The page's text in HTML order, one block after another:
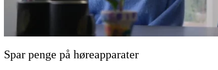
Spar penge på høreapparater